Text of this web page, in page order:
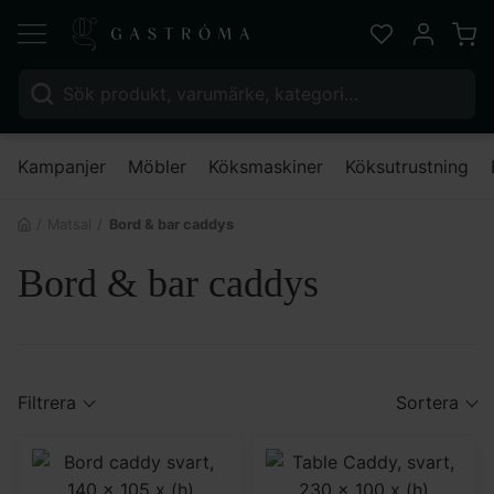
Sök efter:
Favoriter
Mitt
Kampanjer Möbler Köksmaskiner Köksutrustning
Bord & bar caddys
Bord & bar caddys
Filtrera Sortera